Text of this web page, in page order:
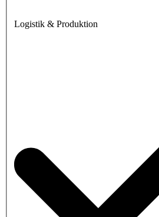
Logistik & Produktion